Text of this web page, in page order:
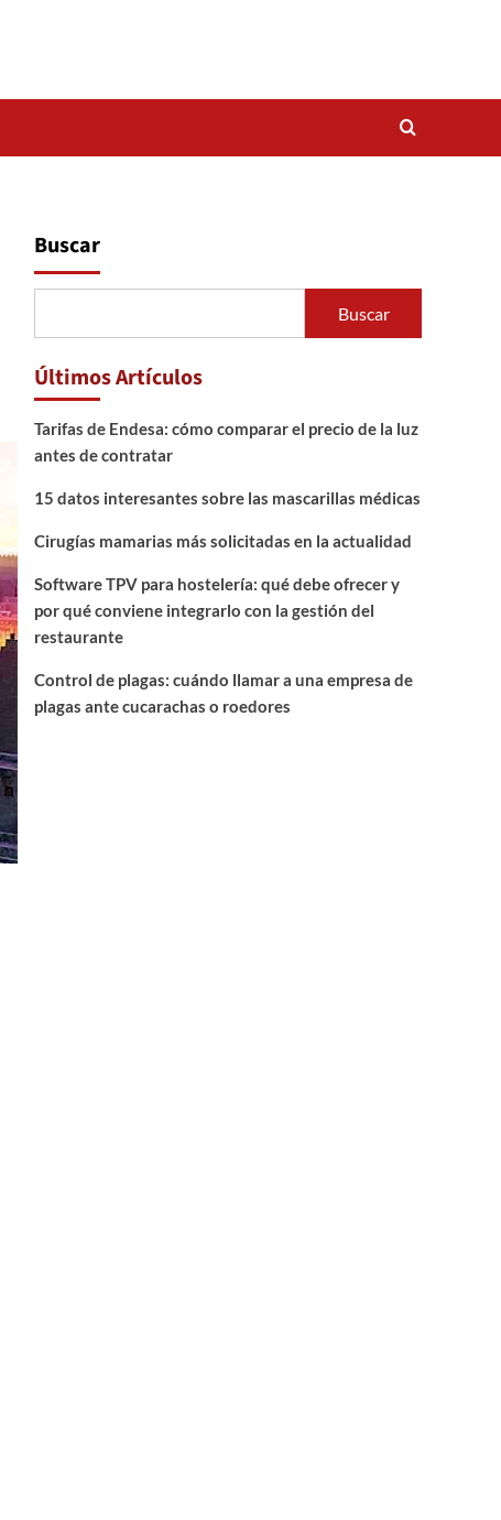
Buscar
Buscar
Últimos Artículos
Tarifas de Endesa: cómo comparar el precio de la luz
antes de contratar
15 datos interesantes sobre las mascarillas médicas
Cirugías mamarias más solicitadas en la actualidad
Software TPV para hostelería: qué debe ofrecer y
por qué conviene integrarlo con la gestión del
restaurante
Control de plagas: cuándo llamar a una empresa de
plagas ante cucarachas o roedores